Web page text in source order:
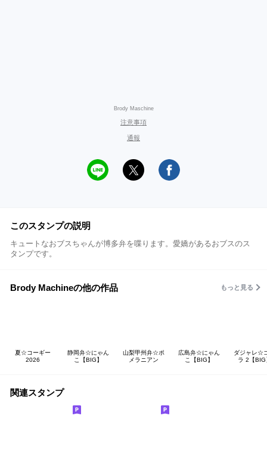
Brody Maschine
注意事項
通報
このスタンプの説明
キュートなおブスちゃんが博多弁を喋ります。愛嬌があるおブスのス
タンプです。
Brody Machineの他の作品 もっと見る
夏☆コーギー
2026
静岡弁☆にゃん
こ【BIG】
山梨甲州弁☆ポ
メラニアン
広島弁☆にゃん
こ【BIG】
ダジャレ☆
ラ 2【BIG
関連スタンプ